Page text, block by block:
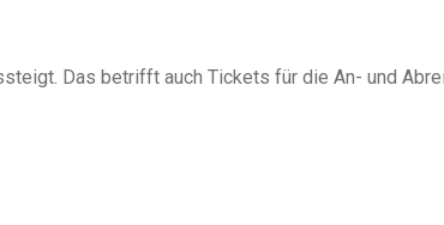
Das betrifft auch Tickets für die An- und